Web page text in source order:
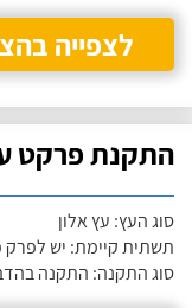
לצפייה
התקנת פרקט
סוג העץ: עץ אלון
תשתית קיימת: יש לפרק
סוג התקנה: התקנה